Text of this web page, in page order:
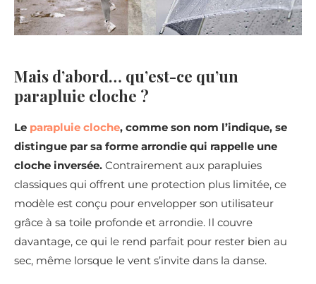
Mais d’abord… qu’est-ce qu’un
parapluie cloche ?
Le parapluie cloche, comme son nom l’indique, se
distingue par sa forme arrondie qui rappelle une
cloche inversée. Contrairement aux parapluies
classiques qui offrent une protection plus limitée, ce
modèle est conçu pour envelopper son utilisateur
grâce à sa toile profonde et arrondie. Il couvre
davantage, ce qui le rend parfait pour rester bien au
sec, même lorsque le vent s’invite dans la danse.